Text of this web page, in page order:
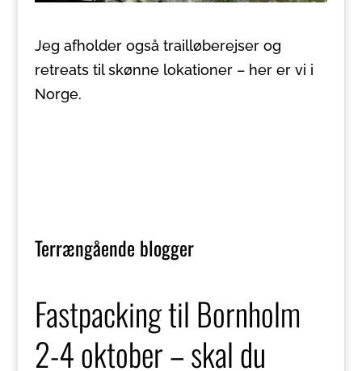
Jeg afholder også trailløberejser og
retreats til skønne lokationer – her er vi i
Norge.
Terrængående blogger
Fastpacking til Bornholm
2-4 oktober – skal du